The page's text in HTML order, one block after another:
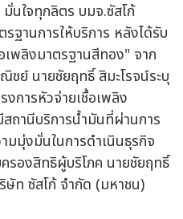
นใจทุกลิตร บมจ.ซัสโก้
ฐานการให้บริการ หลังได้รับ
พลิงมาตรฐานสีทอง" จาก
ชย์ นายชัยฤทธิ์ สิมะโรจน์ระบุ
งการหัวจ่ายเชื้อเพลิง
ถานีบริการน้ำมันที่ผ่านการ
มุ่งมั่นในการดำเนินธุรกิจ
รองสิทธิผู้บริโภค นายชัยฤทธิ์
ษัท ซัสโก้ จำกัด (มหาชน)